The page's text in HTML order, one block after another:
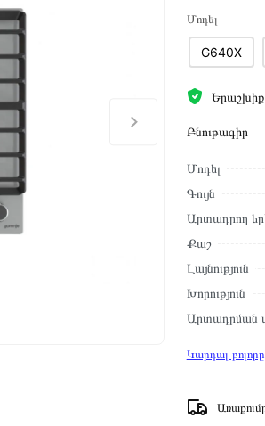
Մոդել
G640X
Բնութագիր
Մոդել
Գույն
Արտադրող
Քաշ
Լայնություն
Խորություն
Արտադրման
Կարդալ բոլորը